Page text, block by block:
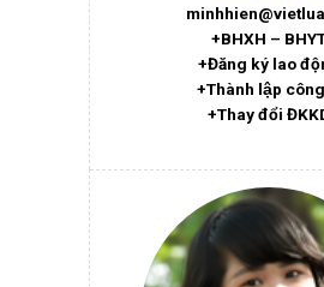
+BHXH –
+Đăng ký lao
+Thành lập
+Thay đổi